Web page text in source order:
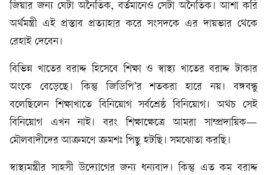
জিয়ার জন্য যেটা অনৈতিক, বর্তমানেও সেটা অনৈতিক। আশা করি
অর্থমন্ত্রী এই প্রস্তাব প্রত্যাহার করে সংসদকে এর দায়ভার থেকে
রেহাই দেবেন।
বিভিন্ন খাতের বরাদ্দ হিসেবে শিক্ষা ও স্বাস্থ্য খাতের বরাদ্দ টাকার
অংকে বেড়েছে। কিন্তু জিডিপি’র শতকরা হারে নয়। বঙ্গবন্ধু
বলেছিলেন শিক্ষাখাতে বিনিয়োগ সর্বশ্রেষ্ঠ বিনিয়োগ। অথচ সেই
বিনিয়োগ এখন নাই। বরং শিক্ষাক্ষেত্রে আমরা সাম্প্রদায়িক—
মৌলবাদীদের আক্রমণে ক্রমশঃ পিছু হটছি। সমঝোতা করছি।
স্বাস্থ্যমন্ত্রীর সাহসী উদ্যোগের জন্য ধন্যবাদ। কিন্তু এত কম বরাদ্দ